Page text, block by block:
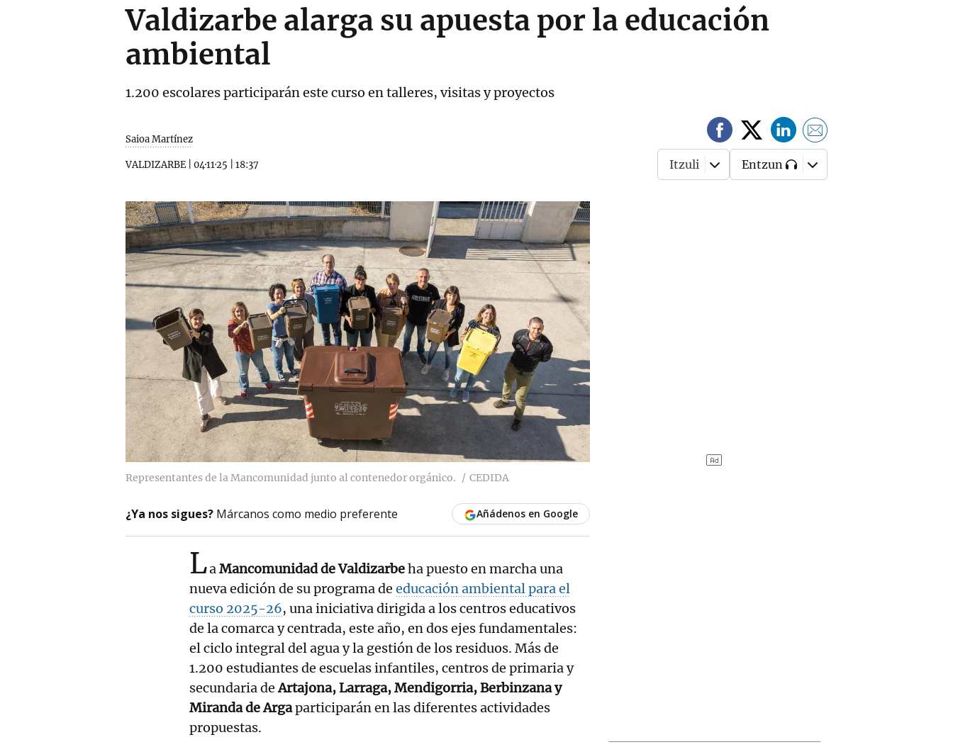
Valdizarbe alarga su apuesta por la educación
ambiental
1.200 escolares participarán este curso en talleres, visitas y proyectos
Saioa Martínez
VALDIZARBE 04·11·25 18:37 Itzuli Entzun
Representantes de la Mancomunidad junto al contenedor orgánico. CEDIDA
¿Ya nos sigues? Márcanos como medio preferente Añádenos en Google
LaMancomunidad de Valdizarbeha puesto en marcha una
nueva edición de su programa de educación ambiental para el
curso 2025-26, una iniciativa dirigida a los centros educativos
de la comarca y centrada, este año, en dos ejes fundamentales:
el ciclo integral del agua y la gestión de los residuos. Más de
1.200 estudiantes de escuelas infantiles, centros de primaria y
secundaria deArtajona, Larraga, Mendigorria, Berbinzana y
Miranda de Argaparticiparán en las diferentes actividades
propuestas.